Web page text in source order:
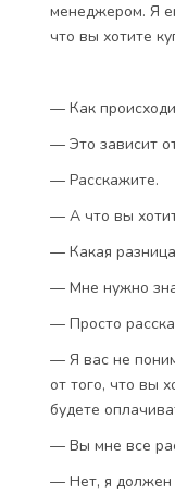
менеджером. Я
что вы хотите
— Как
— Это зависит
— Расскажите.
— А что вы
— Какая
— Мне нужно
— Просто
— Я вас не
от того, что вы
будете
— Вы мне все
— Нет, я должен